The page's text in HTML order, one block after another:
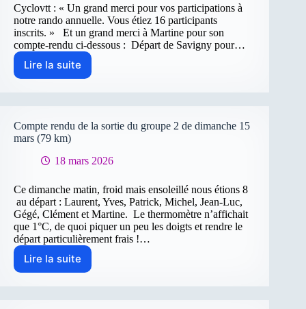
Cyclovtt : « Un grand merci pour vos participations à
notre rando annuelle. Vous étiez 16 participants
inscrits. » Et un grand merci à Martine pour son
compte-rendu ci-dessous : Départ de Savigny pour…
Lire la suite
COPEP
mars
|
2
Compte rendu de la sortie du groupe 2 de dimanche 15
mars (79 km)
18 mars 2026
Ce dimanche matin, froid mais ensoleillé nous étions 8
au départ : Laurent, Yves, Patrick, Michel, Jean-Luc,
Gégé, Clément et Martine. Le thermomètre n’affichait
que 1°C, de quoi piquer un peu les doigts et rendre le
départ particulièrement frais !…
Lire la suite
Compte
rendu